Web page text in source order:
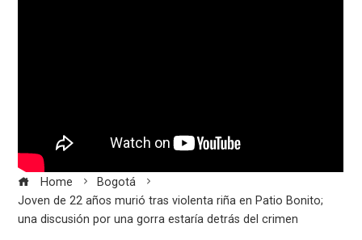
Home
Bogotá
Joven de 22 años murió tras violenta riña en Patio Bonito;
una discusión por una gorra estaría detrás del crimen